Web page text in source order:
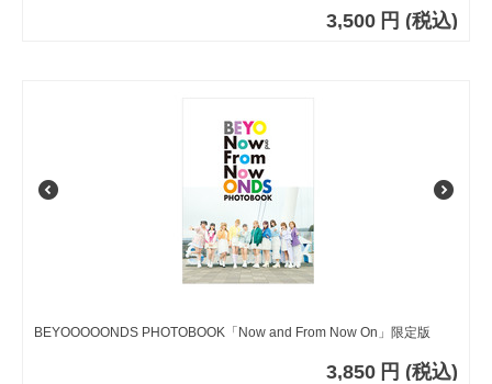
3,500 円 (税込)
BEYOOOOONDS PHOTOBOOK「Now and From Now On」限定版
3,850 円 (税込)